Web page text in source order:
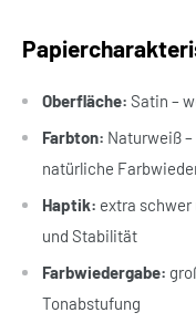
Oberfläche: Satin –
Farbton: Naturweiß
natürliche
Haptik: extra
und Stabilität
Farbwiedergabe:
Tonabstufung